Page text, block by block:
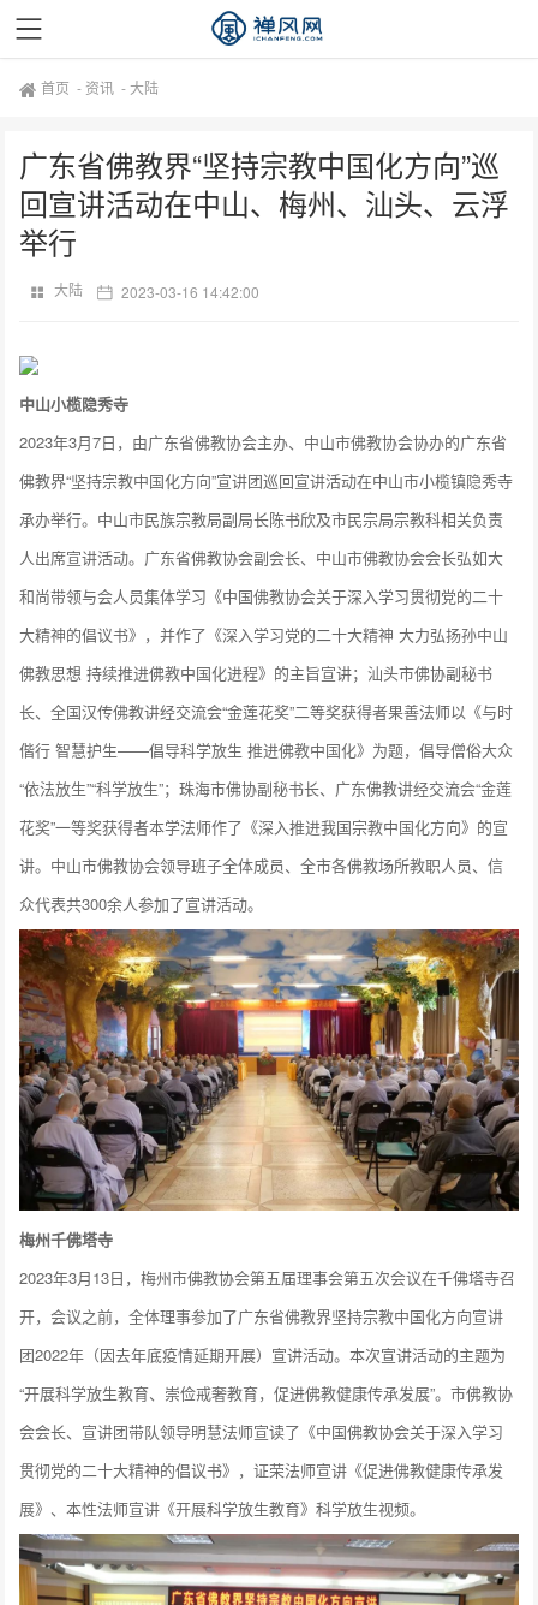
首页 - 资讯 -大陆
广东省佛教界“坚持宗教中国化方向”巡
回宣讲活动在中山、梅州、汕头、云浮
举行
大陆 2023-03-16 14:42:00
中山小榄隐秀寺
2023年3月7日，由广东省佛教协会主办、中山市佛教协会协办的广东省
佛教界“坚持宗教中国化方向”宣讲团巡回宣讲活动在中山市小榄镇隐秀寺
承办举行。中山市民族宗教局副局长陈书欣及市民宗局宗教科相关负责
人出席宣讲活动。广东省佛教协会副会长、中山市佛教协会会长弘如大
和尚带领与会人员集体学习《中国佛教协会关于深入学习贯彻党的二十
大精神的倡议书》，并作了《深入学习党的二十大精神 大力弘扬孙中山
佛教思想 持续推进佛教中国化进程》的主旨宣讲；汕头市佛协副秘书
长、全国汉传佛教讲经交流会“金莲花奖”二等奖获得者果善法师以《与时
偕行 智慧护生——倡导科学放生 推进佛教中国化》为题，倡导僧俗大众
“依法放生”“科学放生”；珠海市佛协副秘书长、广东佛教讲经交流会“金莲
花奖”一等奖获得者本学法师作了《深入推进我国宗教中国化方向》的宣
讲。中山市佛教协会领导班子全体成员、全市各佛教场所教职人员、信
众代表共300余人参加了宣讲活动。
梅州千佛塔寺
2023年3月13日，梅州市佛教协会第五届理事会第五次会议在千佛塔寺召
开，会议之前，全体理事参加了广东省佛教界坚持宗教中国化方向宣讲
团2022年（因去年底疫情延期开展）宣讲活动。本次宣讲活动的主题为
“开展科学放生教育、崇俭戒奢教育，促进佛教健康传承发展”。市佛教协
会会长、宣讲团带队领导明慧法师宣读了《中国佛教协会关于深入学习
贯彻党的二十大精神的倡议书》，证荣法师宣讲《促进佛教健康传承发
展》、本性法师宣讲《开展科学放生教育》科学放生视频。